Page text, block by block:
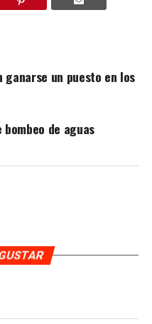
ganarse un puesto en los
de aguas